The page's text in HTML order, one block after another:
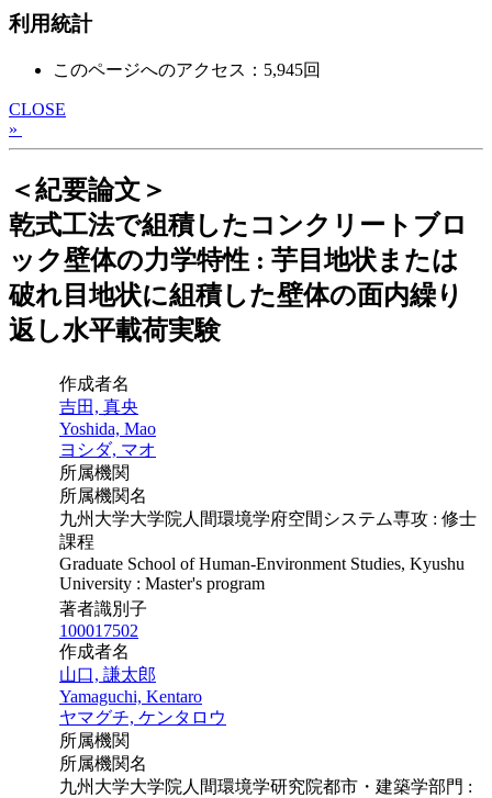
利用統計
このページへのアクセス：5,945回
CLOSE
»
＜紀要論文＞
乾式工法で組積したコンクリートブロ
ック壁体の力学特性 : 芋目地状または
破れ目地状に組積した壁体の面内繰り
返し水平載荷実験
作成者名
吉田, 真央
Yoshida, Mao
ヨシダ, マオ
所属機関
所属機関名
九州大学大学院人間環境学府空間システム専攻 : 修士
課程
Graduate School of Human-Environment Studies, Kyushu
University : Master's program
著者識別子
100017502
作成者名
山口, 謙太郎
Yamaguchi, Kentaro
ヤマグチ, ケンタロウ
所属機関
所属機関名
九州大学大学院人間環境学研究院都市・建築学部門 :